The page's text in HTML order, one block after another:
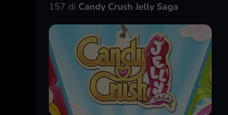
157 di Candy Crush Jelly Saga